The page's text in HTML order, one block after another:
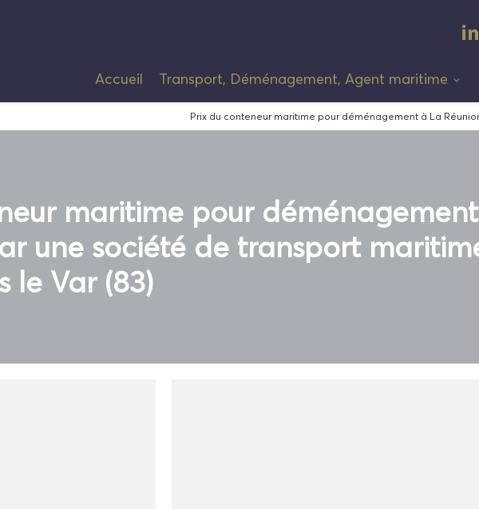
Accueil Transport, Déménagement, Agent maritime
Prix du conteneur maritime pour déménagement à La
maritime pour
une société de transport
le Var (83)